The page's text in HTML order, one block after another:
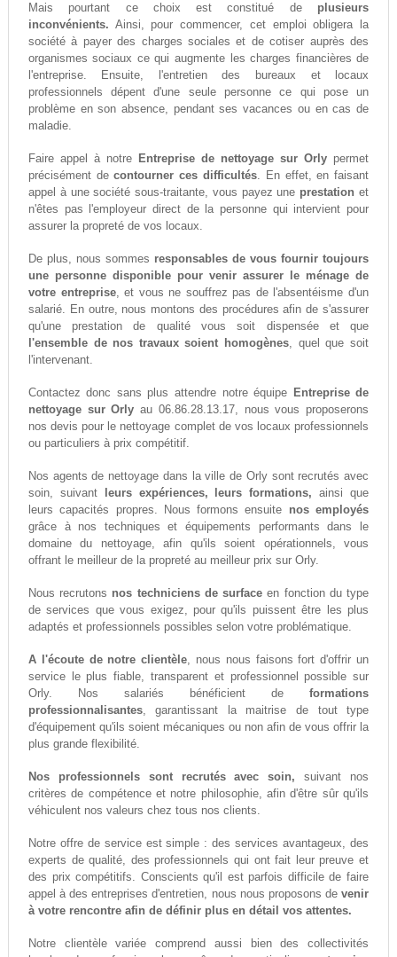
Mais pourtant ce choix est constitué de plusieurs
inconvénients. Ainsi, pour commencer, cet emploi obligera la
société à payer des charges sociales et de cotiser auprès des
organismes sociaux ce qui augmente les charges financières de
l'entreprise. Ensuite, l'entretien des bureaux et locaux
professionnels dépent d'une seule personne ce qui pose un
problème en son absence, pendant ses vacances ou en cas de
maladie.
Faire appel à notre Entreprise de nettoyage sur Orly permet
précisément decontourner ces difficultés. En effet, en faisant
appel à une société sous-traitante, vous payez une prestation et
n'êtes pas l'employeur direct de la personne qui intervient pour
assurer la propreté de vos locaux.
De plus, nous sommes responsables de vous fournir toujours
une personne disponible pour venir assurer le ménage de
votre entreprise, et vous ne souffrez pas de l'absentéisme d'un
salarié. En outre, nous montons des procédures afin de s'assurer
qu'une prestation de qualité vous soit dispensée et que
l'ensemble de nos travaux soient homogènes, quel que soit
l'intervenant.
Contactez donc sans plus attendre notre équipe Entreprise de
nettoyage sur Orly au 06.86.28.13.17, nous vous proposerons
nos devis pour le nettoyage complet de vos locaux professionnels
ou particuliers à prix compétitif.
Nos agents de nettoyage dans la ville de Orly sont recrutés avec
soin, suivant
leurs expériences, leurs formations, ainsi que
leurs capacités propres. Nous formons ensuite nos employés
grâce à nos techniques et équipements performants dans le
domaine du nettoyage, afin qu'ils soient opérationnels, vous
offrant le meilleur de la propreté au meilleur prix sur Orly.
Nous recrutons nos techniciens de surface en fonction du type
de services que vous exigez, pour qu'ils puissent être les plus
adaptés et professionnels possibles selon votre problématique.
A l'écoute de notre clientèle, nous nous faisons fort d'offrir un
service le plus fiable, transparent et professionnel possible sur
Orly. Nos salariés bénéficient deformations
professionnalisantes, garantissant la maitrise de tout type
d'équipement qu'ils soient mécaniques ou non afin de vous offrir la
plus grande flexibilité.
Nos professionnels sont recrutés avec soin, suivant nos
critères de compétence et notre philosophie, afin d'être sûr qu'ils
véhiculent nos valeurs chez tous nos clients.
Notre offre de service est simple : des services avantageux, des
experts de qualité, des professionnels qui ont fait leur preuve et
des prix compétitifs. Conscients qu'il est parfois difficile de faire
appel à des entreprises d'entretien, nous nous proposons devenir
à votre rencontre afin de définir plus en détail vos attentes.
Notre clientèle variée comprend aussi bien des collectivités